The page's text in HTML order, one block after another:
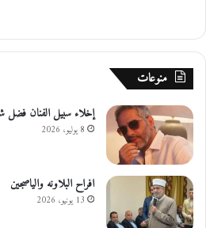
منوعات
إخلاء سبيل الفنان فضل
8 يوليو، 2026
افراح البلاونه والياصجين
13 يونيو، 2026